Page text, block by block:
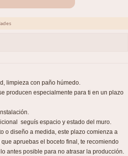
limpieza con paño húmedo.
producen especialmente para ti en un plazo
seguís espacio y estado del muro.
o diseño a medida, este plazo comienza a
apruebas el boceto final, te recomiendo
antes posible para no atrasar la producción.